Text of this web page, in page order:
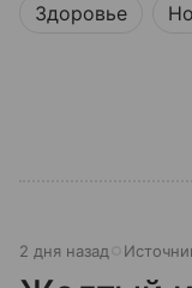
Здоровье
2 дня назад